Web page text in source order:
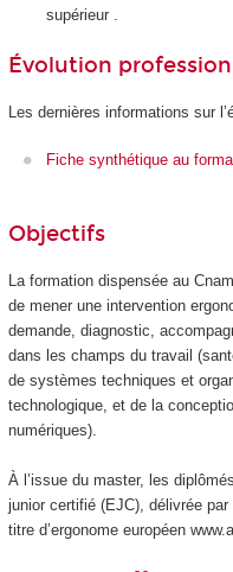
supérieur .
Évolution
Les dernières informations sur
Fiche synthétique au
Objectifs
La formation dispensée au
de mener une intervention
demande, diagnostic,
dans les champs du travail
de systèmes techniques et
technologique, et de la
numériques).
À l’issue du master, les
junior certifié (EJC), délivrée
titre d’ergonome européen